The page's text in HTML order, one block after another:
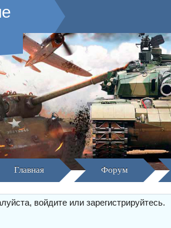
Главная Форум
войдите или зарегистрируйтесь.